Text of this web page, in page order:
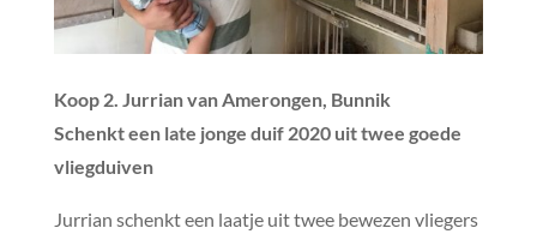
Koop 2. Jurrian van Amerongen, Bunnik
Schenkt een late jonge duif 2020 uit twee goede
vliegduiven
Jurrian schenkt een laatje uit twee bewezen vliegers